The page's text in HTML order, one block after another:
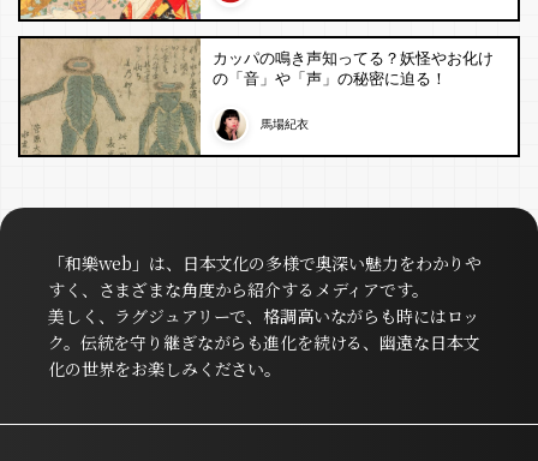
カッパの鳴き声知ってる？妖怪やお化け
の「音」や「声」の秘密に迫る！
馬場紀衣
「和樂web」は、日本文化の多様で奥深い魅力をわかりや
すく、さまざまな角度から紹介するメディアです。
美しく、ラグジュアリーで、格調高いながらも時にはロッ
ク。伝統を守り継ぎながらも進化を続ける、幽遠な日本文
化の世界をお楽しみください。